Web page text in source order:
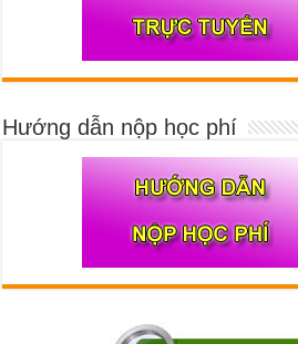
Hướng dẫn nộp học phí